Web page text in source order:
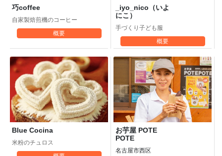
巧coffee
自家製焙煎機のコーヒー
概要
_iyo_nico（いよ
にこ）
手づくり子ども服
概要
Blue Cocina
米粉のチュロス
お芋屋 POTE
POTE
名古屋市西区